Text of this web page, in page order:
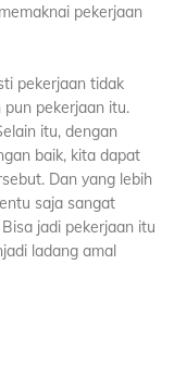
pekerjaan
pekerjaan tidak
pekerjaan itu.
itu, dengan
baik, kita dapat
Dan yang lebih
saja sangat
jadi pekerjaan itu
ladang amal